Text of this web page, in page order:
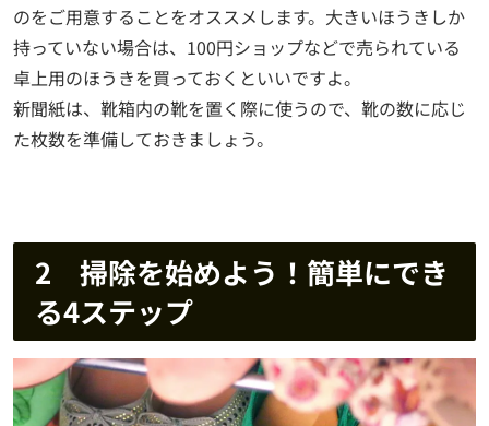
のをご用意することをオススメします。大きいほうきしか
持っていない場合は、100円ショップなどで売られている
卓上用のほうきを買っておくといいですよ。
新聞紙は、靴箱内の靴を置く際に使うので、靴の数に応じ
た枚数を準備しておきましょう。
2 掃除を始めよう！簡単にでき
る4ステップ